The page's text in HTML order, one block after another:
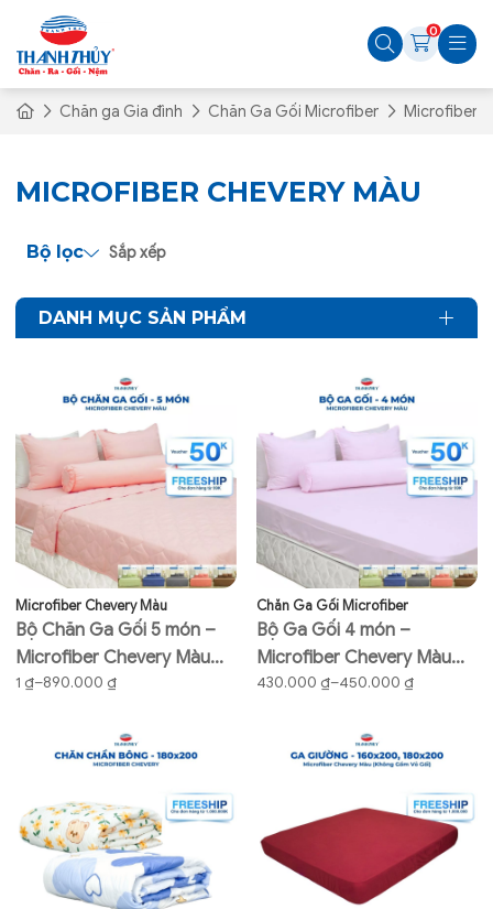
0
Chăn ga Gia đình Chăn Ga Gối Microfiber Microfiber
MICROFIBER CHEVERY MÀU
Sắp xếp
Bộ lọc
DANH MỤC SẢN PHẨM
Microfiber Chevery Màu
Bộ Chăn Ga Gối 5 món –
Microfiber Chevery Màu
(Vỏ gối không lót gòn) –
1₫–890.000₫
Khoảng
890.000 ₫
Chăn Ga Gối Microfiber
Bộ Ga Gối 4 món –
Microfiber Chevery Màu
(Vỏ gối không lót gòn) –
430.000 ₫–450.000 ₫
Khoảng
430.000 ₫